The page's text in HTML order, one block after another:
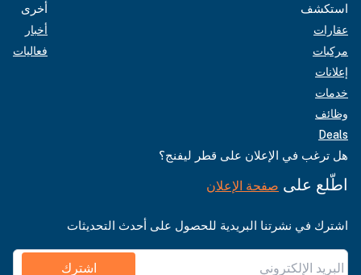
استكشف
عقارات
مركبات
إعلانات
خدمات
وظائف
Deals
أخرى
أخبار
فعاليات
هل ترغب في الإعلان على قطر ليفنج؟
اطّلع على صفحة الإعلان
اشترك في نشرتنا البريدية للحصول على أحدث التحديثات
اشترك